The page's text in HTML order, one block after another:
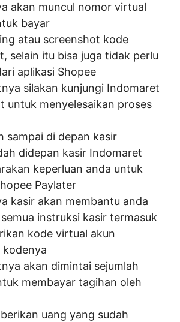
akan muncul nomor virtual
bayar
atau screenshot kode
selain itu bisa juga tidak perlu
aplikasi Shopee
silakan kunjungi Indomaret
untuk menyelesaikan proses
sampai di depan kasir
didepan kasir Indomaret
keperluan anda untuk
Paylater
kasir akan membantu anda
instruksi kasir termasuk
kode virtual akun
kodenya
akan dimintai sejumlah
membayar tagihan oleh
uang yang sudah